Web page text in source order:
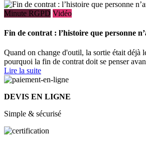
Minute RGPD Vidéo
Fin de contrat : l’histoire que personne
Quand on change d'outil, la sortie était déjà
pourquoi la fin de contrat doit se penser
Lire la suite
DEVIS EN LIGNE
Simple & sécurisé